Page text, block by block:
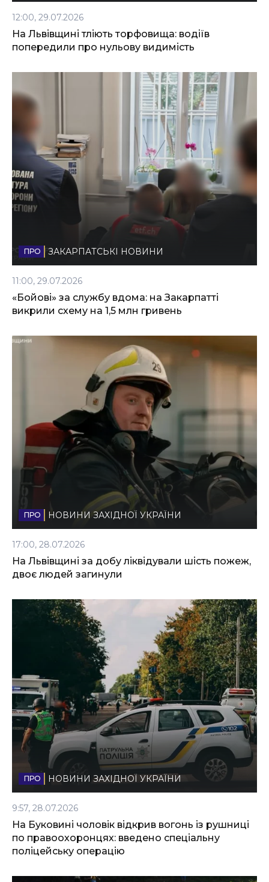
12:00, 29.07.2026
На Львівщині тліють торфовища: водіїв
попередили про нульову видимість
ЗАКАРПАТСЬКІ НОВИНИ
11:00, 29.07.2026
«Бойові» за службу вдома: на Закарпатті
викрили схему на 1,5 млн гривень
НОВИНИ ЗАХІДНОЇ УКРАЇНИ
17:00, 28.07.2026
На Львівщині за добу ліквідували шість пожеж,
двоє людей загинули
НОВИНИ ЗАХІДНОЇ УКРАЇНИ
9:57, 28.07.2026
На Буковині чоловік відкрив вогонь із рушниці
по правоохоронцях: введено спеціальну
поліцейську операцію